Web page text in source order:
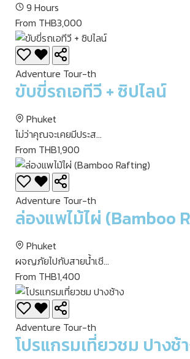
9 Hours
From THB3,000
Adventure Tour-th
ขับขี่รถเอทีวี + ซิปไลน์
Phuket
ไม่ว่าคุณจะเคยมีประส...
From THB1,900
Adventure Tour-th
ล่องแพไม้ไผ่ (Bamboo
Phuket
ผจญภัยไปกับสายน้ำเชี...
From THB1,400
Adventure Tour-th
โปรแกรมเที่ยวชม ปางช้